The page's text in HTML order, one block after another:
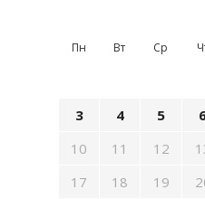
Пн Вт Ср
3
4 5
10
11 12
17
18 19